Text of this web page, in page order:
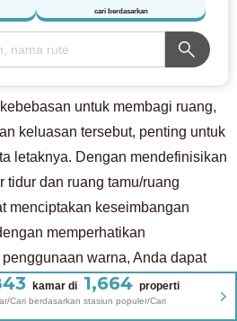
cari berdasarkan
untuk membagi ruang,
keluasan tersebut, penting untuk
letaknya. Dengan mendefinisikan
tidur dan ruang tamu/ruang
menciptakan keseimbangan
memperhatikan
warna, Anda dapat
gaya.
beberapa kiat yang
kamar di 1,664 properti
Cari berdasarkan stasiun populer/Cari